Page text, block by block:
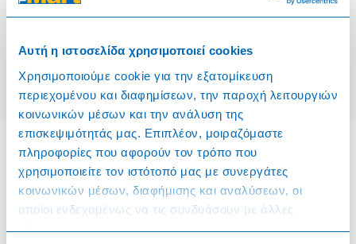
Αυτή η ιστοσελίδα χρησιμοποιεί cookies
Χρησιμοποιούμε cookie για την εξατομίκευση
περιεχομένου και διαφημίσεων, την παροχή λειτουργιών
κοινωνικών μέσων και την ανάλυση της
επισκεψιμότητάς μας. Επιπλέον, μοιραζόμαστε
πληροφορίες που αφορούν τον τρόπο που
χρησιμοποιείτε τον ιστότοπό μας με συνεργάτες
κοινωνικών μέσων, διαφήμισης και αναλύσεων, οι
οποίοι ενδεχομένως να τις συνδυάσουν με άλλες
πληροφορίες που τους έχετε παραχωρήσει ή τις οποίες
Πληροφορίες
Όροι & Προϋποθέσεις